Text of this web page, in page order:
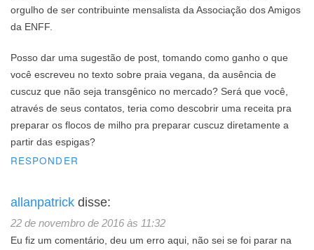
orgulho de ser contribuinte mensalista da Associação dos Amigos
da ENFF.
Posso dar uma sugestão de post, tomando como ganho o que
você escreveu no texto sobre praia vegana, da ausência de
cuscuz que não seja transgênico no mercado? Será que você,
através de seus contatos, teria como descobrir uma receita pra
preparar os flocos de milho pra preparar cuscuz diretamente a
partir das espigas?
RESPONDER
allanpatrick disse:
22 de novembro de 2016 às 11:32
Eu fiz um comentário, deu um erro aqui, não sei se foi parar na